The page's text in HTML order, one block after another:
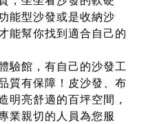
能型沙發或是收納沙
能幫你找到適合自己的
驗館，有自己的沙發工
質有保障！皮沙發、布
明亮舒適的百坪空間，
業親切的人員為您服